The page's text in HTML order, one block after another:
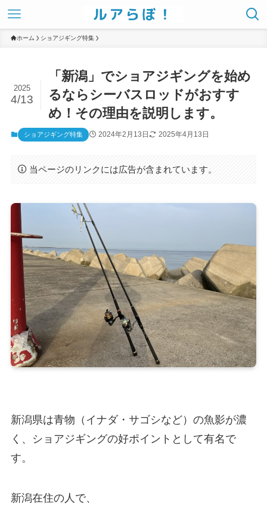
ホーム ショアジギング特集
「新潟」でショアジギングを始め
るならシーバスロッドがおすす
め！その理由を説明します。
2025
4/13
ショアジギング特集 2024年2月13日 2025年4月13日
当ページのリンクには広告が含まれています。
新潟県は青物（イナダ・サゴシなど）の魚影が濃
く、ショアジギングの好ポイントとして有名で
す。
新潟在住の人で、